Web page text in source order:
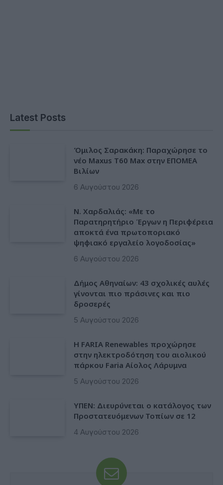
Latest Posts
Όμιλος Σαρακάκη: Παραχώρησε το
νέο Maxus T60 Max στην ΕΠΟΜΕΑ
Βιλίων
6 Αυγούστου 2026
Ν. Χαρδαλιάς: «Με το
Παρατηρητήριο Έργων η Περιφέρεια
αποκτά ένα πρωτοποριακό
ψηφιακό εργαλείο λογοδοσίας»
6 Αυγούστου 2026
Δήμος Αθηναίων: 43 σχολικές αυλές
γίνονται πιο πράσινες και πιο
δροσερές
5 Αυγούστου 2026
Η FARIA Renewables προχώρησε
στην ηλεκτροδότηση του αιολικού
πάρκου Faria Αίολος Λάρυμνα
5 Αυγούστου 2026
ΥΠΕΝ: Διευρύνεται ο κατάλογος των
Προστατευόμενων Τοπίων σε 12
4 Αυγούστου 2026